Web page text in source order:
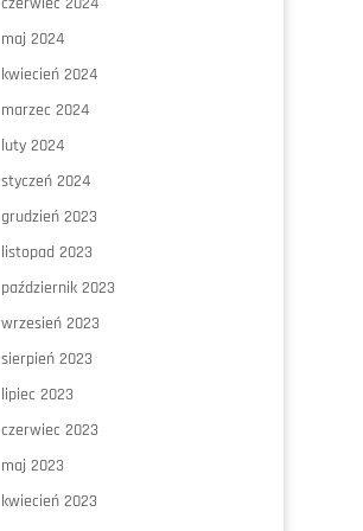
maj 2024
kwiecień 2024
marzec 2024
luty 2024
styczeń 2024
grudzień 2023
listopad 2023
październik 2023
wrzesień 2023
sierpień 2023
lipiec 2023
czerwiec 2023
maj 2023
kwiecień 2023